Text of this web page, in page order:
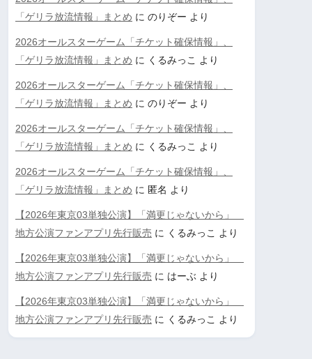
「ゲリラ放流情報」まとめ に のりぞー より
2026オールスターゲーム「チケット確保情報」、
「ゲリラ放流情報」まとめ に くるみっこ より
2026オールスターゲーム「チケット確保情報」、
「ゲリラ放流情報」まとめ に のりぞー より
2026オールスターゲーム「チケット確保情報」、
「ゲリラ放流情報」まとめ に くるみっこ より
2026オールスターゲーム「チケット確保情報」、
「ゲリラ放流情報」まとめ に 匿名 より
【2026年東京03単独公演】「満更じゃないから」
地方公演ファンアプリ先行販売 に くるみっこ より
【2026年東京03単独公演】「満更じゃないから」
地方公演ファンアプリ先行販売 に はーぶ より
【2026年東京03単独公演】「満更じゃないから」
地方公演ファンアプリ先行販売 に くるみっこ より